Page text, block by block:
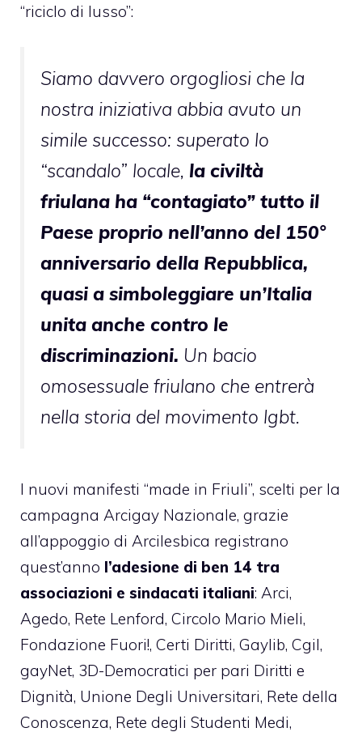
“riciclo di lusso”:
Siamo davvero orgogliosi che la
nostra iniziativa abbia avuto un
simile successo: superato lo
“scandalo” locale, la civiltà
friulana ha “contagiato” tutto il
Paese proprio nell’anno del 150°
anniversario della Repubblica,
quasi a simboleggiare un’Italia
unita anche contro le
discriminazioni. Un bacio
omosessuale friulano che entrerà
nella storia del movimento lgbt.
I nuovi manifesti “made in Friuli”, scelti per la
campagna Arcigay Nazionale, grazie
all’appoggio di Arcilesbica registrano
quest’anno l’adesione di ben 14 tra
associazioni e sindacati italiani: Arci,
Agedo, Rete Lenford, Circolo Mario Mieli,
Fondazione Fuori!, Certi Diritti, Gaylib, Cgil,
gayNet, 3D-Democratici per pari Diritti e
Dignità, Unione Degli Universitari, Rete della
Conoscenza, Rete degli Studenti Medi,